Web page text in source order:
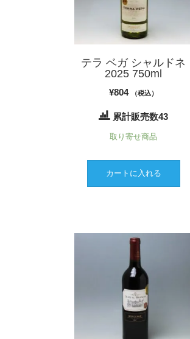
テラ ベガ シャルドネ
2025 750ml
¥804 （税込）
累計販売数43
取り寄せ商品
カートに入れる